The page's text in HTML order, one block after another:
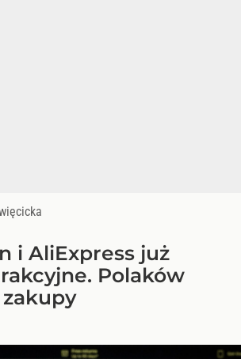
i AliExpress już
Polaków